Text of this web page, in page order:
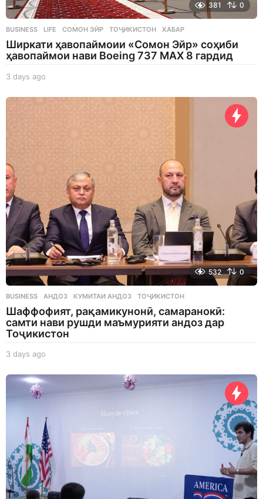
381 0
BUSINESS ,LIFE СОМОН ЭЙР ,ТОҶИКИСТОН ,ХАБАР
Ширкати ҳавопаймоии «Сомон Эйр» соҳиби
ҳавопаймои нави Boeing 737 MAX 8 гардид
3 days ago
a
532 0
BUSINESS АНДОЗ ,КУМИТАИ АНДОЗ ,ТОҶИКИСТОН
Шаффофият, рақамикунонӣ, самаранокӣ:
самти нави рушди маъмурияти андоз дар
Тоҷикистон
3 days ago
a
g
o